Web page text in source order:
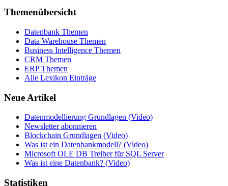
Themenübersicht
Datenbank Themen
Data Warehouse Themen
Business Intelligence Themen
CRM Themen
ERP Themen
Alle Lexikon Einträge
Neue Artikel
Datenmodellierung Grundlagen (Video)
Newsletter abonnieren
Blockchain Grundlagen (Video)
Was ist ein Datenbankmodell? (Video)
Microsoft OLE DB Treiber für SQL Server
Was ist eine Datenbank? (Video)
Statistiken